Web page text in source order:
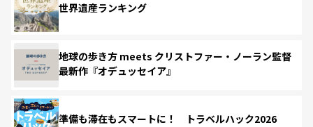
世界遺産ランキング
地球の歩き方 meets クリストファー・ノーラン監督
最新作『オデュッセイア』
準備も滞在もスマートに！ トラベルハック2026